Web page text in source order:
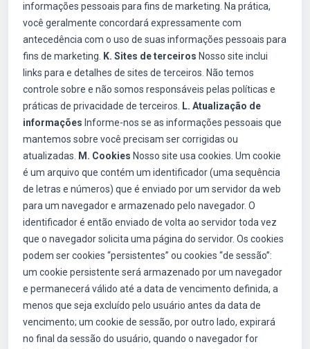
informações pessoais para fins de marketing. Na prática,
você geralmente concordará expressamente com
antecedência com o uso de suas informações pessoais para
fins de marketing.
K. Sites de terceiros Nosso site inclui
links para e detalhes de sites de terceiros. Não temos
controle sobre e não somos responsáveis pelas políticas e
práticas de privacidade de terceiros.
L. Atualização de
informações Informe-nos se as informações pessoais que
mantemos sobre você precisam ser corrigidas ou
atualizadas.
M. Cookies Nosso site usa cookies. Um cookie
é um arquivo que contém um identificador (uma sequência
de letras e números) que é enviado por um servidor da web
para um navegador e armazenado pelo navegador. O
identificador é então enviado de volta ao servidor toda vez
que o navegador solicita uma página do servidor. Os cookies
podem ser cookies “persistentes” ou cookies “de sessão”:
um cookie persistente será armazenado por um navegador
e permanecerá válido até a data de vencimento definida, a
menos que seja excluído pelo usuário antes da data de
vencimento; um cookie de sessão, por outro lado, expirará
no final da sessão do usuário, quando o navegador for